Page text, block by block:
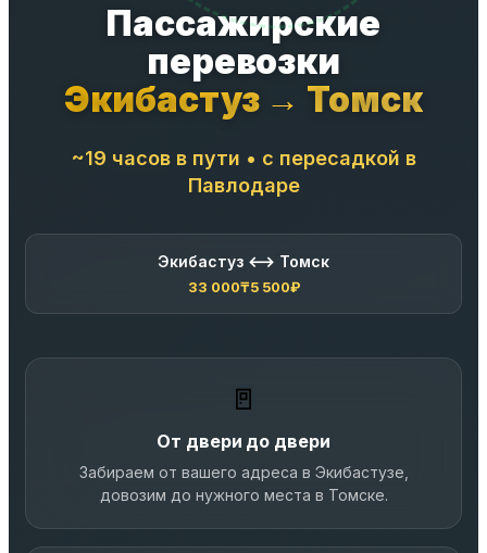
Пассажирские
перевозки
Экибастуз → Томск
~19 часов в пути • с пересадкой в
Павлодаре
Экибастуз ⟷ Томск
33 000₸5 500₽
🚪
От двери до двери
Забираем от вашего адреса в Экибастузе,
довозим до нужного места в Томске.